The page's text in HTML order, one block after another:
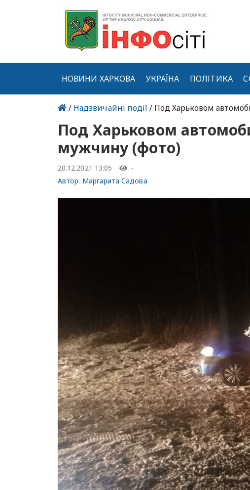
НОВИНИ ХАРКОВА УКРАЇНА ПОЛІТИКА
/ Надзвичайні події / Под Харьковом
Под Харьковом
мужчину (фото)
20.12.2021 13:05
-
Автор: Маргарита Садова